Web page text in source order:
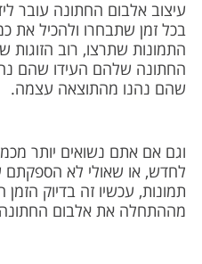
עיצוב אלבום החתונה עובר
בכל זמן שתבחרו ולהכיל את
התמונות שתרצו, רוב
החתונה שלהם העידו שהם
שהם נהנו מהתוצאה עצמה.
וגם אם אתם נשואים יותר
לחדש, או שאולי לא הספקתם
תמונות, עכשיו זה בדיוק
מההתחלה את אלבום